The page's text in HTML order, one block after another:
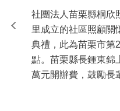
社團法人苗栗縣桐欣
里成立的社區照顧關
典禮，此為苗栗市第
點。苗栗縣長鍾東錦
萬元開辦費，鼓勵長